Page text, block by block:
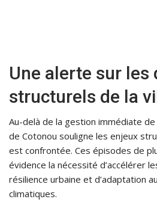
Une alerte sur les
structurels de la
Au-delà de la gestion immédiate
de Cotonou souligne les enjeux
est confrontée. Ces épisodes de
évidence la nécessité d’accélérer
résilience urbaine et d’adaptation
climatiques.